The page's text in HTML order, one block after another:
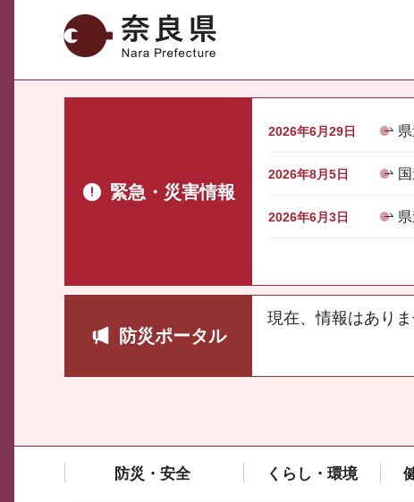
奈良県
緊急・災害情報
2026年6月29日
2026年8月5日
2026年6月3日
防災ポータル
現在、情報はありま
防災・安全 くらし・環境